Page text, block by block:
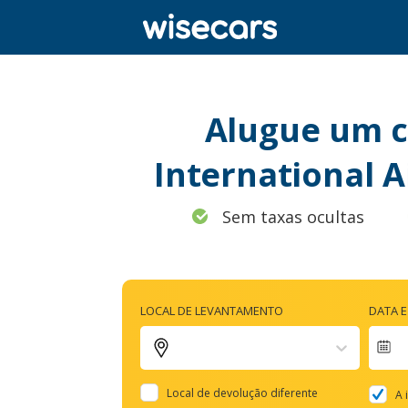
Alugue um
International
Sem taxas ocultas
LOCAL DE LEVANTAMENTO
Local de devolução diferente
DATA
to
A